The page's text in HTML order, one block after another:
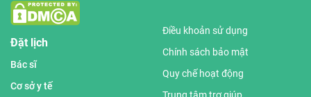
Đặt lịch
Bác sĩ
Cơ sở y tế
Điều khoản sử dụng
Chính sách bảo mật
Quy chế hoạt động